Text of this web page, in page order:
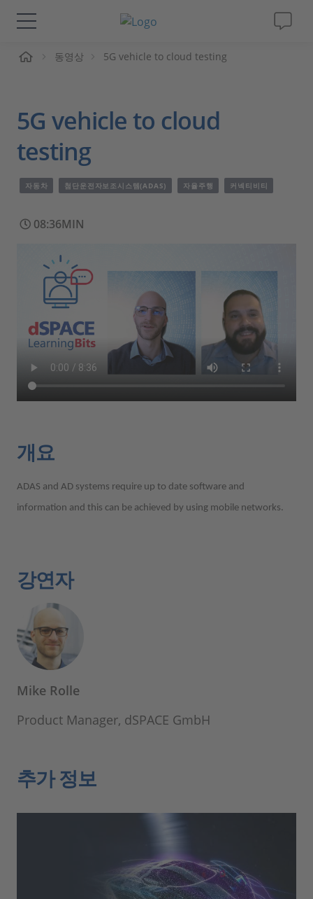
솔루션 및 제품
동영상
Magazine
회사
인재채용
동영상 5G vehicle to cloud testing
5G vehicle to cloud
testing
자동차 첨단운전자보조시스템(ADAS) 자율주행 커넥티비티
08:36MIN
개요
ADAS and AD systems require up to date software and
information and this can be achieved by using mobile networks.
강연자
Mike Rolle
Product Manager, dSPACE GmbH
추가 정보